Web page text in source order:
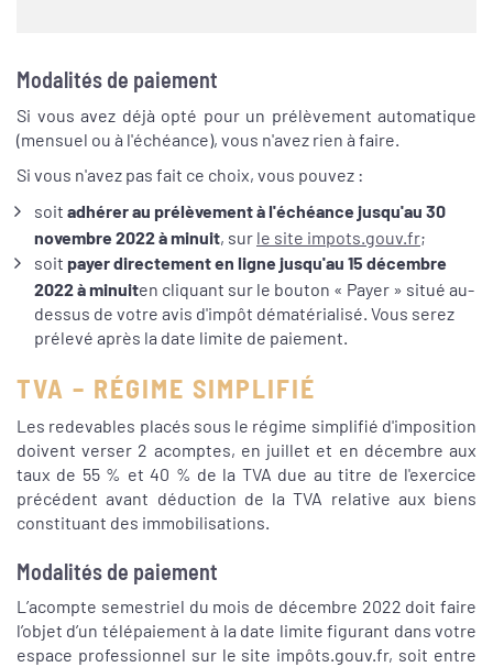
Modalités de paiement
Si vous avez déjà opté pour un prélèvement automatique
(mensuel ou à l'échéance), vous n'avez rien à faire.
Si vous n'avez pas fait ce choix, vous pouvez :
soit adhérer au prélèvement à l'échéance jusqu'au 30
novembre 2022 à minuit, sur le site impots.gouv.fr;
soit payer directement en ligne jusqu'au 15 décembre
2022 à minuiten cliquant sur le bouton « Payer » situé au-
dessus de votre avis d'impôt dématérialisé. Vous serez
prélevé après la date limite de paiement.
TVA – RÉGIME SIMPLIFIÉ
Les redevables placés sous le régime simplifié d'imposition
doivent verser 2 acomptes, en juillet et en décembre aux
taux de 55 % et 40 % de la TVA due au titre de l'exercice
précédent avant déduction de la TVA relative aux biens
constituant des immobilisations.
Modalités de paiement
L’acompte semestriel du mois de décembre 2022 doit faire
l’objet d’un télépaiement à la date limite figurant dans votre
espace professionnel sur le site impôts.gouv.fr, soit entre